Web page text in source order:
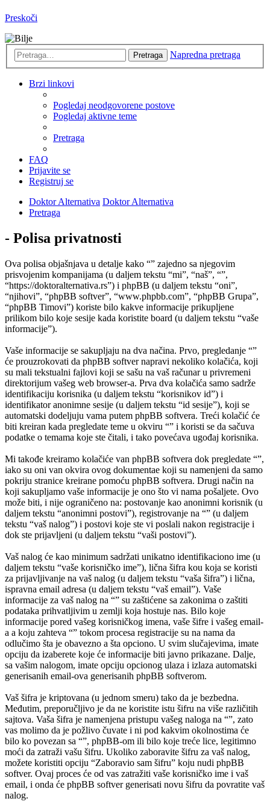
Preskoči
Pretraga Napredna pretraga
Brzi linkovi
Pogledaj neodgovorene postove
Pogledaj aktivne teme
Pretraga
FAQ
Prijavite se
Registruj se
Doktor Alternativa Doktor Alternativa
Pretraga
- Polisa privatnosti
Ova polisa objašnjava u detalje kako “” zajedno sa njegovim
prisvojenim kompanijama (u daljem tekstu “mi”, “naš”, “”,
“https://doktoralternativa.rs”) i phpBB (u daljem tekstu “oni”,
“njihovi”, “phpBB softver”, “www.phpbb.com”, “phpBB Grupa”,
“phpBB Timovi”) koriste bilo kakve informacije prikupljene
prilikom bilo koje sesije kada koristite board (u daljem tekstu “vaše
informacije”).
Vaše informacije se sakupljaju na dva načina. Prvo, pregledanje “”
će prouzrokovati da phpBB softver napravi nekoliko kolačića, koji
su mali tekstualni fajlovi koji se sašu na vaš računar u privremeni
direktorijum vašeg web browser-a. Prva dva kolačića samo sadrže
identifikaciju korisnika (u daljem tekstu “korisnikov id”) i
identifikator anonimne sesije (u daljem tekstu “id sesije”), koji se
automatski dodeljuju vama putem phpBB softvera. Treći kolačić će
biti kreiran kada pregledate teme u okviru “” i koristi se da sačuva
podatke o temama koje ste čitali, i tako povećava ugođaj korisnika.
Mi takođe kreiramo kolačiće van phpBB softvera dok pregledate “”,
iako su oni van okvira ovog dokumentae koji su namenjeni da samo
pokriju stranice kreirane pomoću phpBB softvera. Drugi način na
koji sakupljamo vaše informacije je ono što vi nama pošaljete. Ovo
može biti, i nije ograničeno na: postovanje kao anonimni korisnik (u
daljem tekstu “anonimni postovi”), registrovanje na “” (u daljem
tekstu “vaš nalog”) i postovi koje ste vi poslali nakon registracije i
dok ste prijavljeni (u daljem tekstu “vaši postovi”).
Vaš nalog će kao minimum sadržati unikatno identifikaciono ime (u
daljem tekstu “vaše korisničko ime”), lična šifra kou koja se koristi
za prijavljivanje na vaš nalog (u daljem tekstu “vaša šifra”) i lična,
ispravna email adresa (u daljem tekstu “vaš email”). Vaše
informacije za vaš nalog na “” su zaštićene sa zakonima o zaštiti
podataka prihvatljivim u zemlji koja hostuje nas. Bilo koje
informacije pored vašeg korisničkog imena, vaše šifre i vašeg email-
a a koju zahteva “” tokom procesa registracije su na nama da
odlučimo šta je obavezno a šta opciono. U svim slučajevima, imate
opciju da izaberete koje će informacije biti javno prikazane. Dalje,
sa vašim nalogom, imate opciju opcionog ulaza i izlaza automatski
generisanih email-ova generisanih phpBB softverom.
Vaš šifra je kriptovana (u jednom smeru) tako da je bezbedna.
Međutim, preporučljivo je da ne koristite istu šifru na više različitih
sajtova. Vaša šifra je namenjena pristupu vašeg naloga na “”, zato
vas molimo da je požlivo čuvate i ni pod kakvim okolnostima će
bilo ko povezan sa “”, phpBB-om ili bilo koje treće lice, legitimno
moći da zatraži vašu šifru. Ukoliko zaboravite šifru za vaš nalog,
možete koristiti opciju “Zaboravio sam šifru” koju nudi phpBB
softver. Ovaj proces će od vas zatražiti vaše korisničko ime i vaš
email, i onda će phpBB softver generisati novu šifru da povratite vaš
nalog.